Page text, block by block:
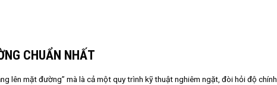
CHUẨN NHẤT
lên mặt đường” mà là cả một quy trình kỹ thuật nghiêm ngặt, đòi hỏi độ chính